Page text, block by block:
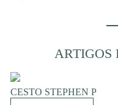
ARTIGOS
CESTO STEPHEN P